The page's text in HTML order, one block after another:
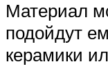
Материал
подойдут
керамики